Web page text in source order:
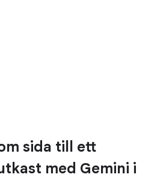
sida till ett
med Gemini i